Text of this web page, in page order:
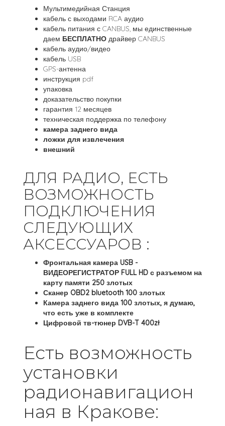
Мультимедийная Станция
кабель с выходами RCA аудио
кабель питания с CANBUS, мы единственные
даем БЕСПЛАТНО драйвер CANBUS
кабель аудио/видео
кабель USB
GPS-антенна
инструкция pdf
упаковка
доказательство покупки
гарантия 12 месяцев
техническая поддержка по телефону
камера заднего вида
ложки для извлечения
внешний
ДЛЯ РАДИО, ЕСТЬ
ВОЗМОЖНОСТЬ
ПОДКЛЮЧЕНИЯ
СЛЕДУЮЩИХ
АКСЕССУАРОВ :
Фронтальная камера USB -
ВИДЕОРЕГИСТРАТОР FULL HD с разъемом на
карту памяти 250 злотых
Сканер OBD2 bluetooth 100 злотых
Камера заднего вида 100 злотых, я думаю,
что есть уже в комплекте
Цифровой тв-тюнер DVB-T 400zł
Есть возможность
установки
радионавигацион
ная в Кракове: